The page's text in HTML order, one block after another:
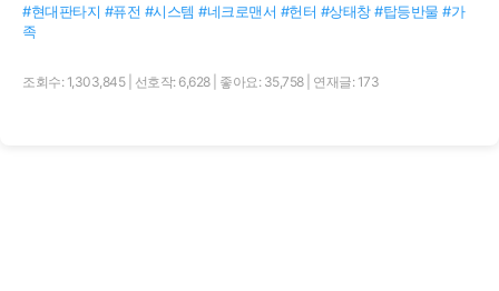
#현대판타지 #퓨전 #시스템 #네크로맨서 #헌터 #상태창 #탑등반물 #가
족
조회수: 1,303,845 선호작: 6,628 좋아요: 35,758 연재글: 173